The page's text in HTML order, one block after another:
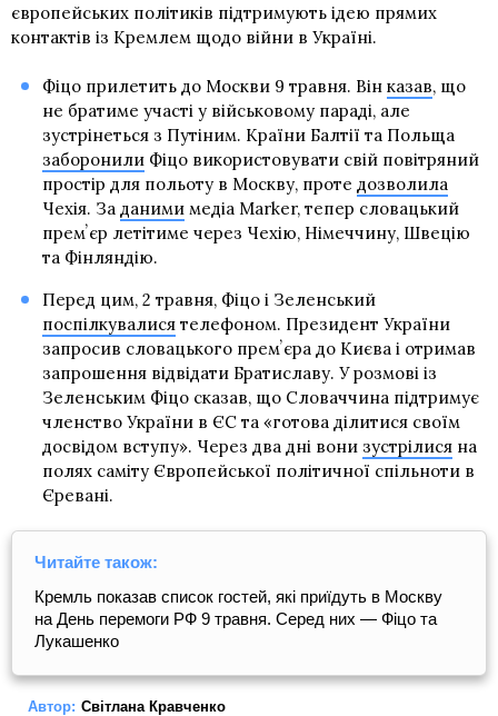
європейських політиків підтримують ідею прямих
контактів із Кремлем щодо війни в Україні.
Фіцо прилетить до Москви 9 травня. Він казав, що
не братиме участі у військовому параді, але
зустрінеться з Путіним. Країни Балтії та Польща
заборонилиФіцо використовувати свій повітряний
простір для польоту в Москву, проте дозволила
Чехія. За данимимедіа Marker, тепер словацький
премʼєр летітиме через Чехію, Німеччину, Швецію
та Фінляндію.
Перед цим, 2 травня, Фіцо і Зеленський
поспілкувалисятелефоном. Президент України
запросив словацького премʼєра до Києва і отримав
запрошення відвідати Братиславу. У розмові із
Зеленським Фіцо сказав, що Словаччина підтримує
членство України в ЄС та «готова ділитися своїм
досвідом вступу». Через два дні вони зустрілисяна
полях саміту Європейської політичної спільноти в
Єревані.
Читайте також:
Кремль показав список гостей, які приїдуть в Москву
на День перемоги РФ 9 травня. Серед них — Фіцо та
Лукашенко
Автор: Світлана Кравченко